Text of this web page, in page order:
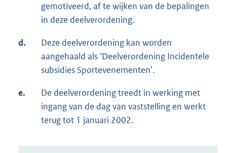
gemotiveerd, af te wijken van de bepalingen
in deze deelverordening.
d.
Deze deelverordening kan worden
aangehaald als ‘Deelverordening Incidentele
subsidies Sportevenementen’.
e.
De deelverordening treedt in werking met
ingang van de dag van vaststelling en werkt
terug tot 1 januari 2002.